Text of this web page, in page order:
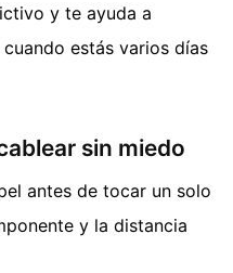
y te ayuda a
estás varios días
sin miedo
antes de tocar un solo
y la distancia